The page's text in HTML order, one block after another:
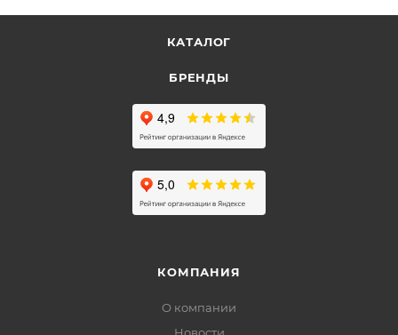
КАТАЛОГ
БРЕНДЫ
КОМПАНИЯ
О компании
Новости